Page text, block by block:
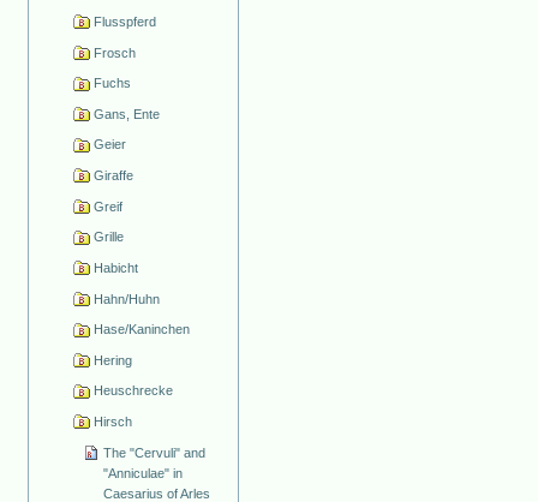
Flusspferd
Frosch
Fuchs
Gans, Ente
Geier
Giraffe
Greif
Grille
Habicht
Hahn/Huhn
Hase/Kaninchen
Hering
Heuschrecke
Hirsch
The "Cervuli" and
"Anniculae" in
Caesarius of Arles